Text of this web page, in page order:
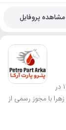
مشاهده پروفایل
شرکت پترو پارت آرکا به شماره ثبت ۷۰۲ در سال ۱۳۹۴ در
بوئین زهرا با مجوز رسمی از